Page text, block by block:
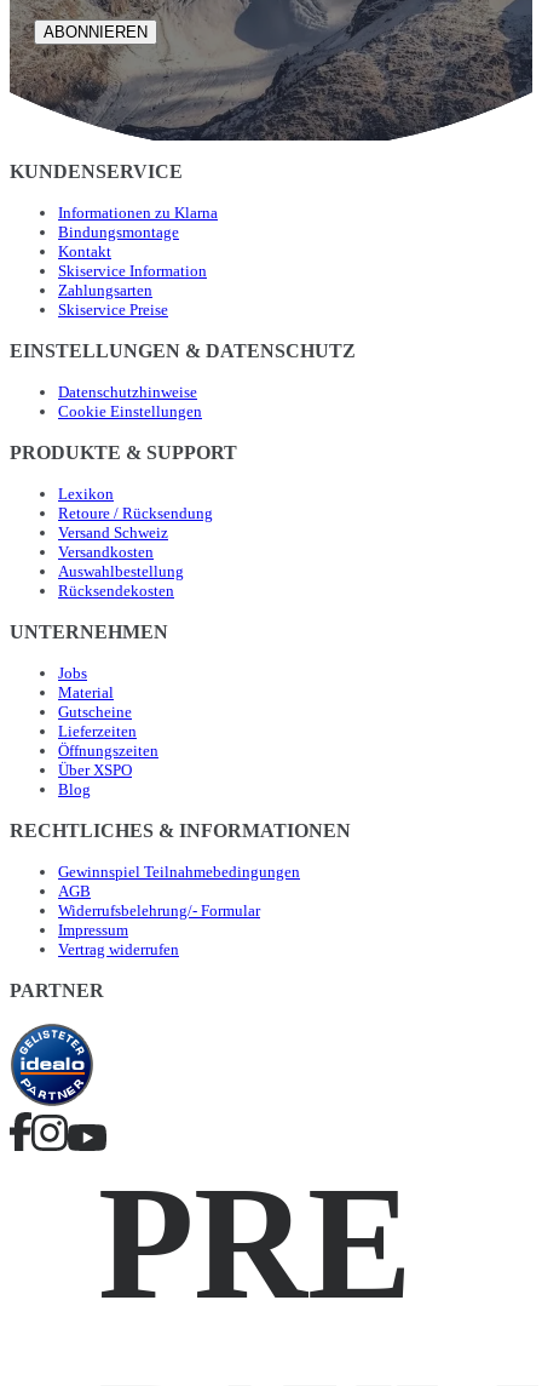
ABONNIEREN
KUNDENSERVICE
Informationen zu Klarna
Bindungsmontage
Kontakt
Skiservice Information
Zahlungsarten
Skiservice Preise
EINSTELLUNGEN & DATENSCHUTZ
Datenschutzhinweise
Cookie Einstellungen
PRODUKTE & SUPPORT
Lexikon
Retoure / Rücksendung
Versand Schweiz
Versandkosten
Auswahlbestellung
Rücksendekosten
UNTERNEHMEN
Jobs
Material
Gutscheine
Lieferzeiten
Öffnungszeiten
Über XSPO
Blog
RECHTLICHES & INFORMATIONEN
Gewinnspiel Teilnahmebedingungen
AGB
Widerrufsbelehrung/- Formular
Impressum
Vertrag widerrufen
PARTNER